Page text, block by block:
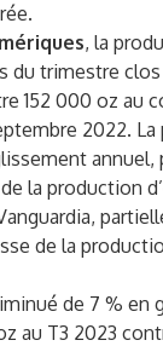
, la
du trimestre
152 000 oz au
2022. La
la production
de la
de 7 % en
au T3 2023